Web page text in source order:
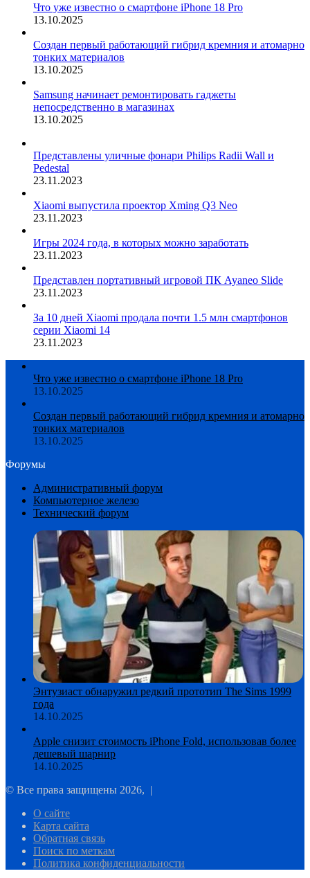
Что уже известно о смартфоне iPhone 18 Pro
13.10.2025
Создан первый работающий гибрид кремния и атомарно
тонких материалов
13.10.2025
Samsung начинает ремонтировать гаджеты
непосредственно в магазинах
13.10.2025
Представлены уличные фонари Philips Radii Wall и
Pedestal
23.11.2023
Xiaomi выпустила проектор Xming Q3 Neo
23.11.2023
Игры 2024 года, в которых можно заработать
23.11.2023
Представлен портативный игровой ПК Ayaneo Slide
23.11.2023
За 10 дней Xiaomi продала почти 1.5 млн смартфонов
серии Xiaomi 14
23.11.2023
Что уже известно о смартфоне iPhone 18 Pro
13.10.2025
Создан первый работающий гибрид кремния и атомарно
тонких материалов
13.10.2025
Форумы
Административный форум
Компьютерное железо
Технический форум
Энтузиаст обнаружил редкий прототип The Sims 1999
года
14.10.2025
Apple снизит стоимость iPhone Fold, использовав более
дешевый шарнир
14.10.2025
© Все права защищены 2026, |
О сайте
Карта сайта
Обратная связь
Поиск по меткам
Политика конфиденциальности